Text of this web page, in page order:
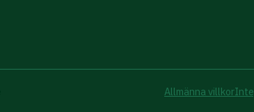
Allmänna villkor